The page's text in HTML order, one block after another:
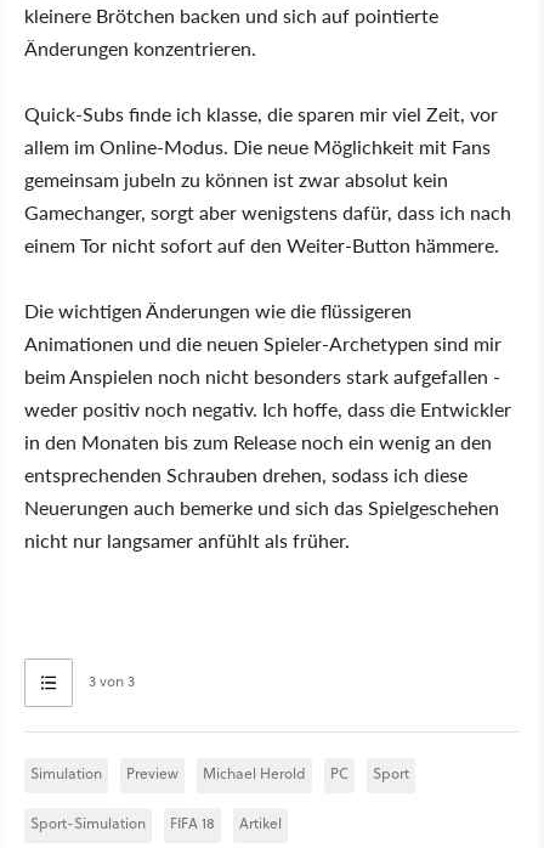
kleinere Brötchen backen und sich auf pointierte
Änderungen konzentrieren.
Quick-Subs finde ich klasse, die sparen mir viel Zeit, vor
allem im Online-Modus. Die neue Möglichkeit mit Fans
gemeinsam jubeln zu können ist zwar absolut kein
Gamechanger, sorgt aber wenigstens dafür, dass ich nach
einem Tor nicht sofort auf den Weiter-Button hämmere.
Die wichtigen Änderungen wie die flüssigeren
Animationen und die neuen Spieler-Archetypen sind mir
beim Anspielen noch nicht besonders stark aufgefallen -
weder positiv noch negativ. Ich hoffe, dass die Entwickler
in den Monaten bis zum Release noch ein wenig an den
entsprechenden Schrauben drehen, sodass ich diese
Neuerungen auch bemerke und sich das Spielgeschehen
nicht nur langsamer anfühlt als früher.
3 von 3
Simulation Preview Michael Herold PC Sport
Sport-Simulation FIFA 18 Artikel